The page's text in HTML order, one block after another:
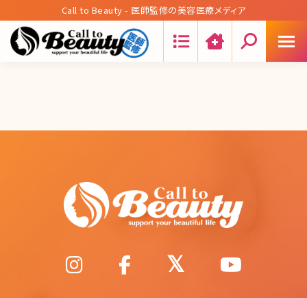
Call to Beauty - 医師監修の美容医療メディア